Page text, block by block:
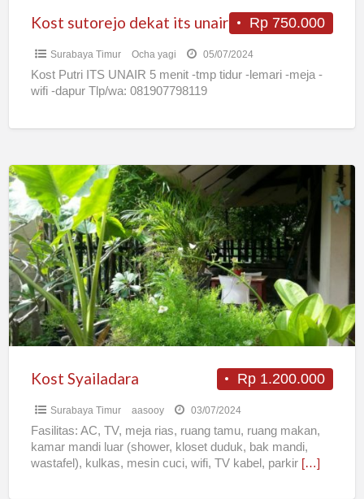
Rp 750.000
Kost sutorejo dekat its unair
Surabaya Timur Ocha yagi 05/07/2024
Kost Putri ITS UNAIR 5 menit -tmp tidur -lemari -meja -
wifi -dapur Tlp/wa: 081907798119
Kost
Syailadara
Rp 1.200.000
Kost Syailadara
Surabaya Timur aasooy 03/07/2024
Fasilitas: AC, TV, meja rias, ruang tamu, ruang makan,
kamar mandi luar (shower, kloset duduk, bak mandi,
wastafel), kulkas, mesin cuci, wifi, TV kabel, parkir […]